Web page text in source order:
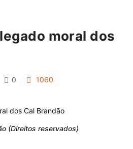
moral dos
0 1060
(Direitos reservados)